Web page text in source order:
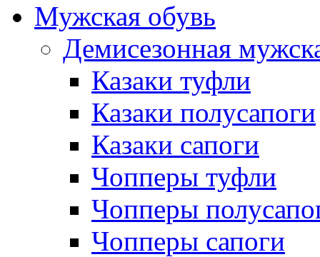
Мужская обувь
Демисезонная
Казаки туфли
Казаки полусапоги
Казаки сапоги
Чопперы туфли
Чопперы
Чопперы сапоги